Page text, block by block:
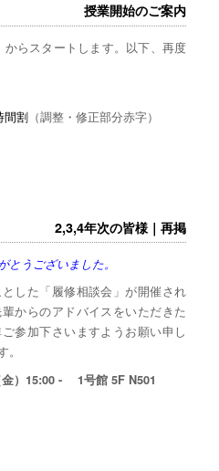
授業開始のご案内
らスタートします。以下、再度
間割 （調整・修正部分赤字）
2,3,4年次の皆様｜再掲
うございました。
した「履修相談会」が開催され
からのアドバイスをいただきた
参加下さいますようお願い申し
）15:00 - 1号館 5F N501